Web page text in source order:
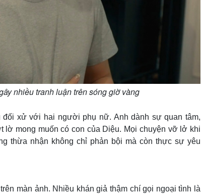
nhiều tranh luận trên sóng giờ vàng
xử với hai người phụ nữ. Anh dành sự quan tâm,
mong muốn có con của Diệu. Mọi chuyện vỡ lở khi
thừa nhận không chỉ phản bội mà còn thực sự yêu
màn ảnh. Nhiều khán giả thậm chí gọi ngoại tình là